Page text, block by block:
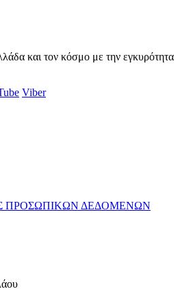
και τον κόσμο με την εγκυρότητα
Viber
ΠΡΟΣΩΠΙΚΩΝ ΔΕΔΟΜΕΝΩΝ